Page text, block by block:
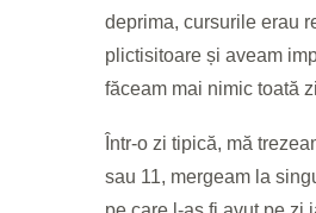
deprima, cursurile erau
plictisitoare și aveam
făceam mai nimic toată
Într-o zi tipică, mă
sau 11, mergeam la